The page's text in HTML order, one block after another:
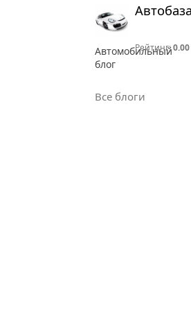
Автомобильный
блог
Рейтинг:0.00
Все блоги